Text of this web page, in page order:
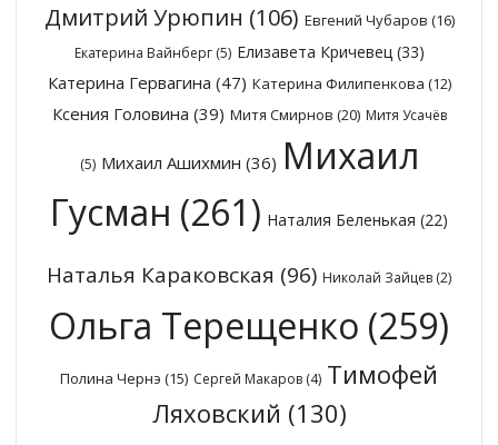
Дмитрий Урюпин (106) Евгений Чубаров (16)
Екатерина Вайнберг(5) Елизавета Кричевец(33)
Катерина Гервагина (47) Катерина Филипенкова (12)
Ксения Головина (39) Митя Смирнов (20) Митя Усачёв
(5) Михаил Ашихмин (36) Михаил
Гусман (261) Наталия Беленькая (22)
Наталья Караковская (96) Николай Зайцев (2)
Ольга Терещенко (259)
Полина Чернэ (15) Сергей Макаров (4) Тимофей
Ляховский (130)